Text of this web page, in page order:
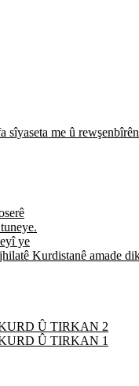
me û
ye
Kurdistanê amade
Û TIRKAN 2
Û TIRKAN 1